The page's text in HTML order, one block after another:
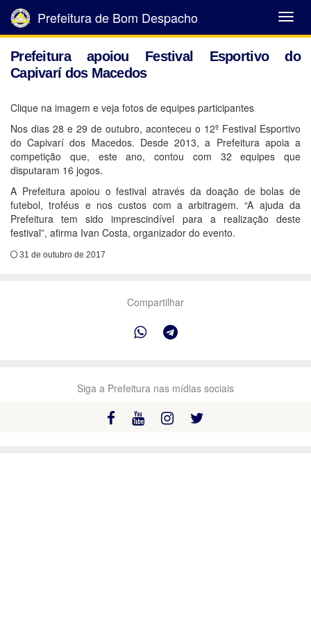
Abrir
Menu
Prefeitura de Bom Despacho
Prefeitura apoiou Festival Esportivo do
Capivarí dos Macedos
Clique na imagem e veja fotos de equipes participantes
Nos dias 28 e 29 de outubro, aconteceu o 12º Festival Esportivo
do Capivarí dos Macedos. Desde 2013, a Prefeitura apoia a
competição que, este ano, contou com 32 equipes que
disputaram 16 jogos.
A Prefeitura apoiou o festival através da doação de bolas de
futebol, troféus e nos custos com a arbitragem. “A ajuda da
Prefeitura tem sido imprescindível para a realização deste
festival”, afirma Ivan Costa, organizador do evento.
31 de outubro de 2017
Compartilhar
Siga a Prefeitura nas mídias sociais